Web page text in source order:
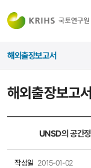
해외출장보고서
해외출장보고서
UNSD의 공간
작성일 2015-01-02